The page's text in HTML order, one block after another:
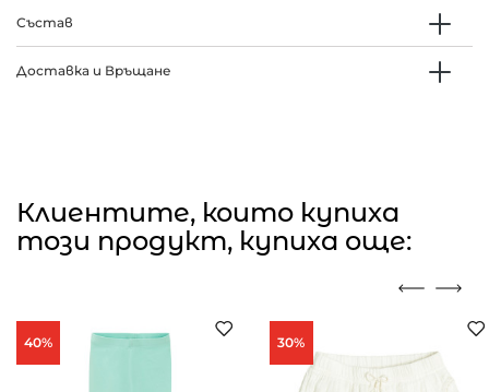
Състав
Доставка и Връщане
Клиентите, които купиха
този продукт, купиха още:
40% 30%